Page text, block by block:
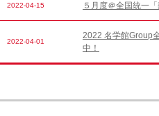
2022-04-15 ５月度＠全国統一
2022-04-01
2022 名学館Group
中！